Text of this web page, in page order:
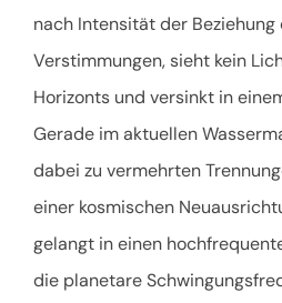
nach Intensität der
Verstimmungen, sieht kein
Horizonts und versinkt in
Gerade im aktuellen
dabei zu vermehrten
einer kosmischen
gelangt in einen
die planetare